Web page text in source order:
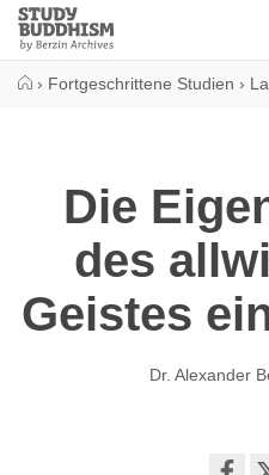
Close
Study
Buddhism
› Fortgeschrittene Studien ›
Die
des
Geistes
Dr. Alexander